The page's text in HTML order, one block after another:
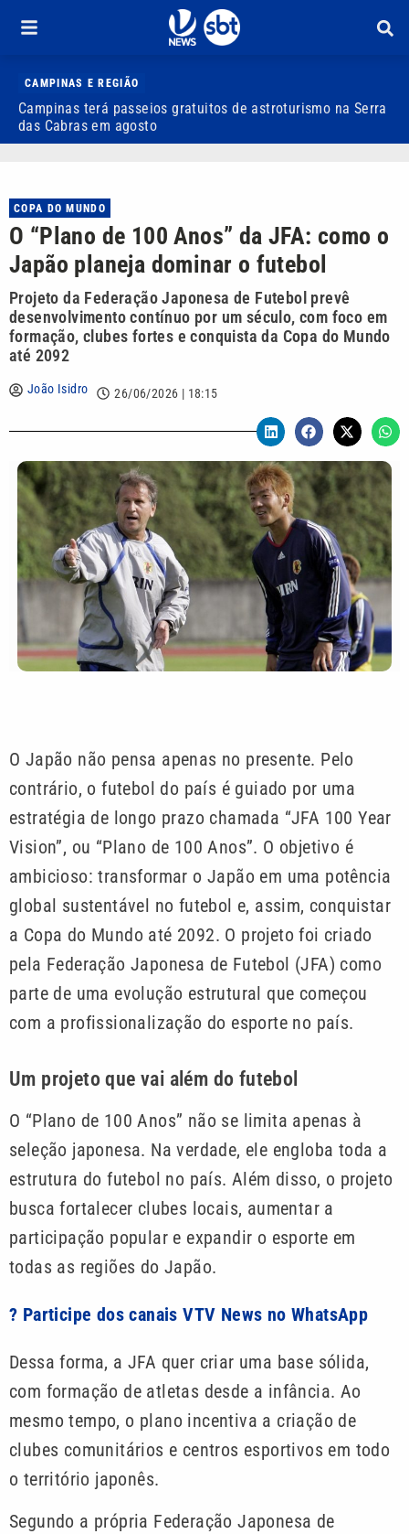
CAMPINAS E REGIÃO
Campinas terá passeios gratuitos de astroturismo na Serra
das Cabras em agosto
COPA DO MUNDO
O “Plano de 100 Anos” da JFA: como o
Japão planeja dominar o futebol
Projeto da Federação Japonesa de Futebol prevê
desenvolvimento contínuo por um século, com foco em
formação, clubes fortes e conquista da Copa do Mundo
até 2092
João Isidro 26/06/2026 | 18:15
O Japão não pensa apenas no presente. Pelo
contrário, o futebol do país é guiado por uma
estratégia de longo prazo chamada “JFA 100 Year
Vision”, ou “Plano de 100 Anos”. O objetivo é
ambicioso: transformar o Japão em uma potência
global sustentável no futebol e, assim, conquistar
a Copa do Mundo até 2092. O projeto foi criado
pela Federação Japonesa de Futebol (JFA) como
parte de uma evolução estrutural que começou
com a profissionalização do esporte no país.
Um projeto que vai além do futebol
O “Plano de 100 Anos” não se limita apenas à
seleção japonesa. Na verdade, ele engloba toda a
estrutura do futebol no país. Além disso, o projeto
busca fortalecer clubes locais, aumentar a
participação popular e expandir o esporte em
todas as regiões do Japão.
? Participe dos canais VTV News no WhatsApp
Dessa forma, a JFA quer criar uma base sólida,
com formação de atletas desde a infância. Ao
mesmo tempo, o plano incentiva a criação de
clubes comunitários e centros esportivos em todo
o território japonês.
Segundo a própria Federação Japonesa de